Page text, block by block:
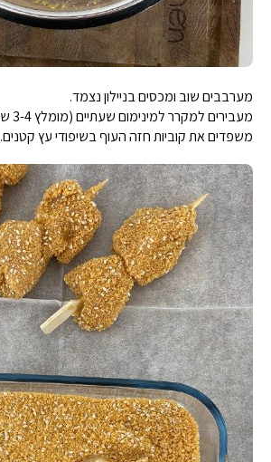
מערבבים שוב ומכסים בניילון נצמד.
מעבירים למקרר למינימום שעתיים (מומלץ 3-4 שעות)
משפדים את קוביות חזה העוף בשיפודי עץ קטנים.